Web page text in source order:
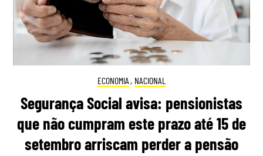
ECONOMIA , NACIONAL
Segurança Social avisa: pensionistas
que não cumpram este prazo até 15 de
setembro arriscam perder a pensão